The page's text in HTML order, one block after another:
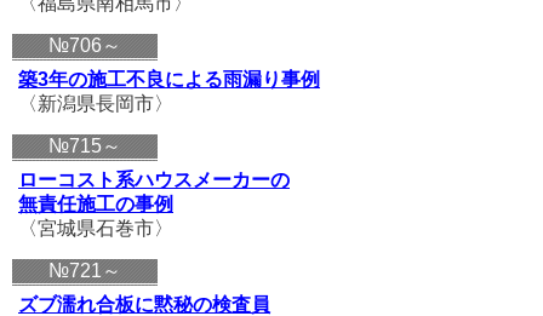
№706～
築3年の施工不良による雨漏り事例
〈新潟県長岡市〉
№715～
ローコスト系ハウスメーカーの
無責任施工の事例
〈宮城県石巻市〉
№721～
ズブ濡れ合板に黙秘の検査員